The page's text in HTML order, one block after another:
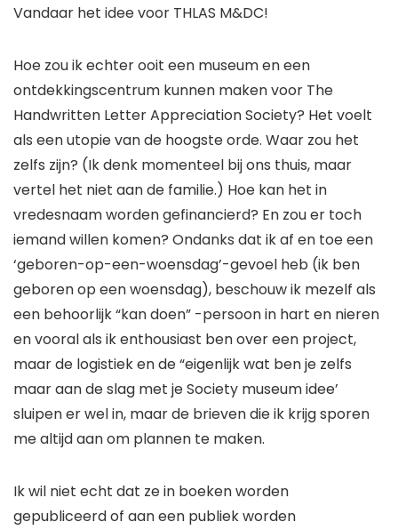
Vandaar het idee voor THLAS M&DC!
Hoe zou ik echter ooit een museum en een
ontdekkingscentrum kunnen maken voor The
Handwritten Letter Appreciation Society? Het voelt
als een utopie van de hoogste orde. Waar zou het
zelfs zijn? (Ik denk momenteel bij ons thuis, maar
vertel het niet aan de familie.) Hoe kan het in
vredesnaam worden gefinancierd? En zou er toch
iemand willen komen? Ondanks dat ik af en toe een
‘geboren-op-een-woensdag’-gevoel heb (ik ben
geboren op een woensdag), beschouw ik mezelf als
een behoorlijk “kan doen” -persoon in hart en nieren
en vooral als ik enthousiast ben over een project,
maar de logistiek en de “eigenlijk wat ben je zelfs
maar aan de slag met je Society museum idee’
sluipen er wel in, maar de brieven die ik krijg sporen
me altijd aan om plannen te maken.
Ik wil niet echt dat ze in boeken worden
gepubliceerd of aan een publiek worden